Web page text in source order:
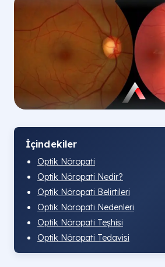
İçindekiler
Optik Nöropati
Optik Nöropati Nedir?
Optik Nöropati Belirtileri
Optik Nöropati Nedenleri
Optik Nöropati Teşhisi
Optik Nöropati Tedavisi